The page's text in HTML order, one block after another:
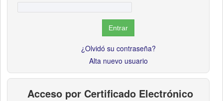
¿Olvidó su contraseña?
Alta nuevo usuario
Acceso por Certificado Electrónico